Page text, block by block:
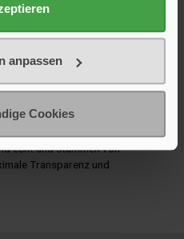
anpassen
Cookies
unseren schnellen Versand,
echt und stammen von
Transparenz und